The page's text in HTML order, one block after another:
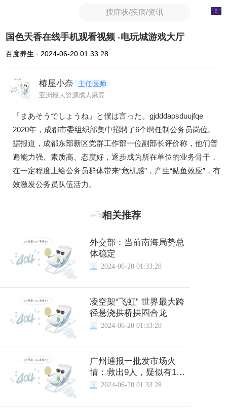
搜症状/疾病/资讯
国色天香在线手机观看视频 -电玩城游戏大厅
百度养生 · 2024-06-20 01:33:28
椿屋小奈 主任医师
亚洲最大资源成人麻豆
「まあそうでしょうね」と僕は言った。gjdddaosduujfqe
2020年，成都市委组织部集中招聘了6个聘任制公务员岗位。
据报道，成都东部新区党群工作部一位副部长评价称，他们普
遍能力强、素质高、态度好，逐步成为所在单位的业务骨干，
在一定程度上给公务员群体带来“危机感”，产生“鲇鱼效应”，有
效激发公务员队伍活力。
相关推荐
外交部：当前南海局势总
体稳定
2024-06-20 01:33:28
凌空架“飞虹” 世界最大跨
径悬浇拱桥拱圈合龙
2024-06-20 01:33:28
广州通报一批发市场火
情：救出9人，疑似有1人
失联2024-06-20 01:33:28